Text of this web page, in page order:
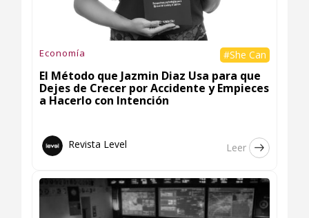
Economía #She Can
El Método que Jazmin Diaz Usa para que
Dejes de Crecer por Accidente y Empieces
a Hacerlo con Intención
Revista Level Leer